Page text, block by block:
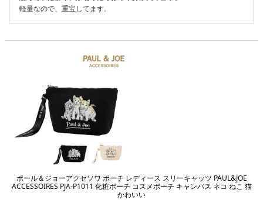
軽量なので、重宝してます。
ポール＆ジョーアクセソワ ポーチ レディース スリーキャッツ PAUL&JOE
ACCESSOIRES PJA-P1011 化粧ポーチ コスメポーチ キャンバス ネコ ねこ 猫
かわいい